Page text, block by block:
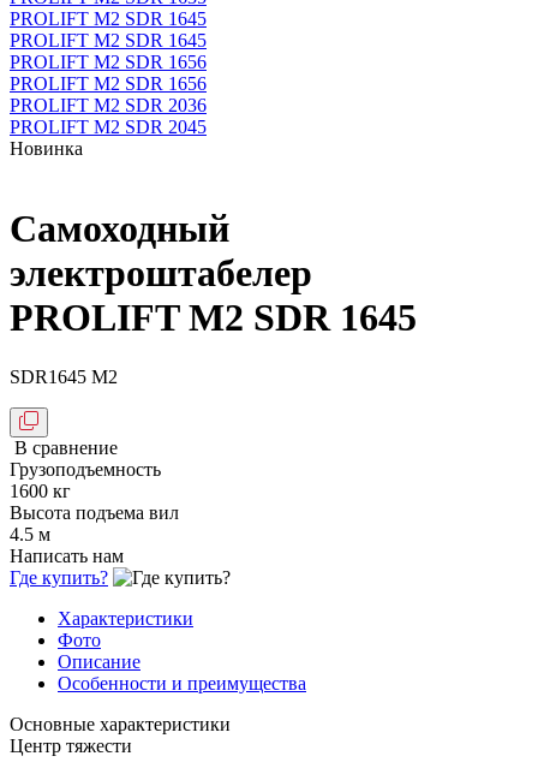
PROLIFT M2 SDR 1645
PROLIFT M2 SDR 1645
PROLIFT M2 SDR 1656
PROLIFT M2 SDR 1656
PROLIFT M2 SDR 2036
PROLIFT M2 SDR 2045
Новинка
Самоходный
электроштабелер
PROLIFT M2 SDR 1645
SDR1645 M2
В сравнение
Грузоподъемность
1600 кг
Высота подъема вил
4.5 м
Написать нам
Где купить?
Характеристики
Фото
Описание
Особенности и преимущества
Основные характеристики
Центр тяжести